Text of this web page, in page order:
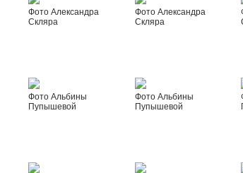
Фото Александра
Скляра
Фото Александра
Скляра
Фото Альбины
Пупышевой
Фото Альбины
Пупышевой